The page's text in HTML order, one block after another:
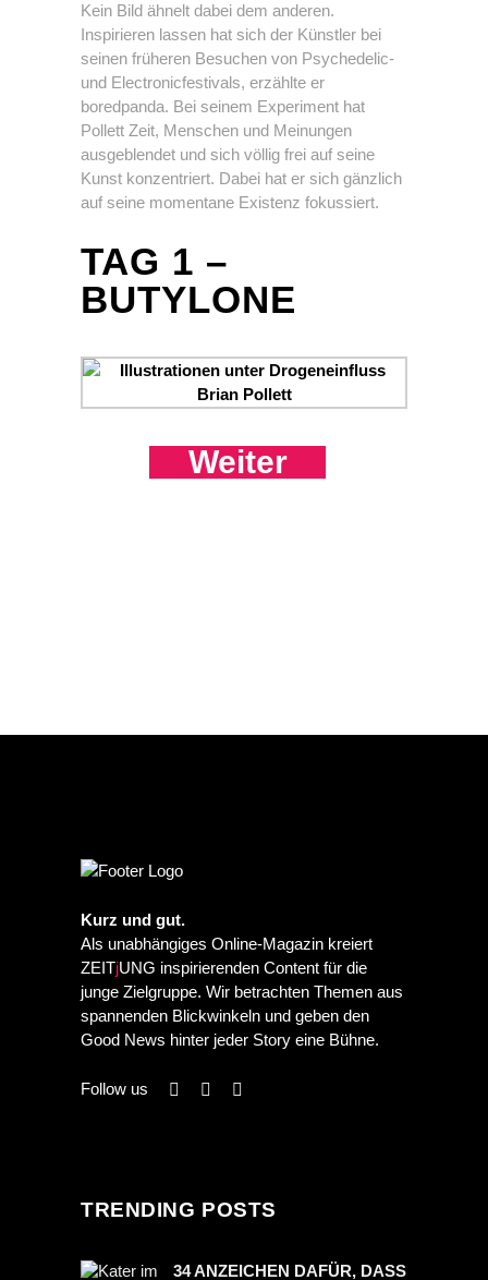
Kein Bild ähnelt dabei dem anderen.
Inspirieren lassen hat sich der Künstler bei
seinen früheren Besuchen von Psychedelic-
und Electronicfestivals, erzählte er
boredpanda. Bei seinem Experiment hat
Pollett Zeit, Menschen und Meinungen
ausgeblendet und sich völlig frei auf seine
Kunst konzentriert. Dabei hat er sich gänzlich
auf seine momentane Existenz fokussiert.
TAG 1 –
BUTYLONE
Weiter
Kurz und gut.
Als unabhängiges Online-Magazin kreiert
ZEITjUNG inspirierenden Content für die
junge Zielgruppe. Wir betrachten Themen aus
spannenden Blickwinkeln und geben den
Good News hinter jeder Story eine Bühne.
Follow us
TRENDING POSTS
34 ANZEICHEN DAFÜR, DASS